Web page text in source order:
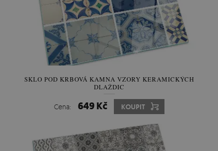
SKLO POD KRBOVÁ KAMNA VZORY KERAMICKÝCH
DLAŽDIC
Cena: 649 Kč KOUPIT